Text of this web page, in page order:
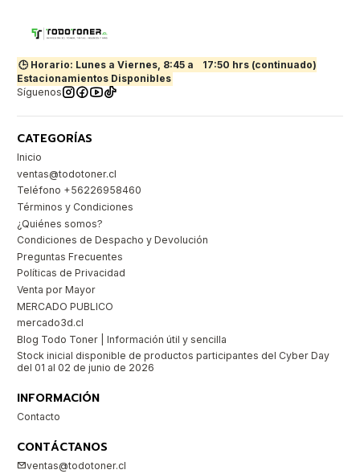
🕒 Horario: Lunes a Viernes, 8:45 a
17:50 hrs (continuado)
Estacionamientos Disponibles
Síguenos
CATEGORÍAS
Inicio
ventas@todotoner.cl
Teléfono +56226958460
Términos y Condiciones
¿Quiénes somos?
Condiciones de Despacho y Devolución
Preguntas Frecuentes
Políticas de Privacidad
Venta por Mayor
MERCADO PUBLICO
mercado3d.cl
Blog Todo Toner | Información útil y sencilla
Stock inicial disponible de productos participantes del Cyber Day
del 01 al 02 de junio de 2026
INFORMACIÓN
Contacto
CONTÁCTANOS
ventas@todotoner.cl